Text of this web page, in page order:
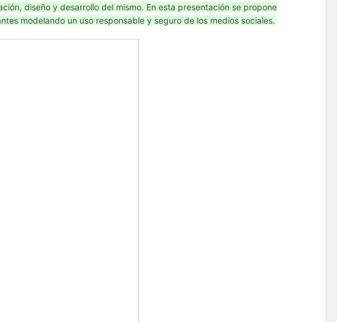
diseño y desarrollo del mismo. En esta presentación se propone
modelando un uso responsable y seguro de los medios sociales.